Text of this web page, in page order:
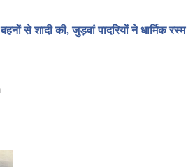
से शादी की, जुड़वां पादरियों ने धार्मिक रस्म